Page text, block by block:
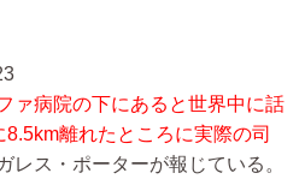
ァ病院の下にあると世界中に話
離れたところに実際の司
レス・ポーターが報じている。